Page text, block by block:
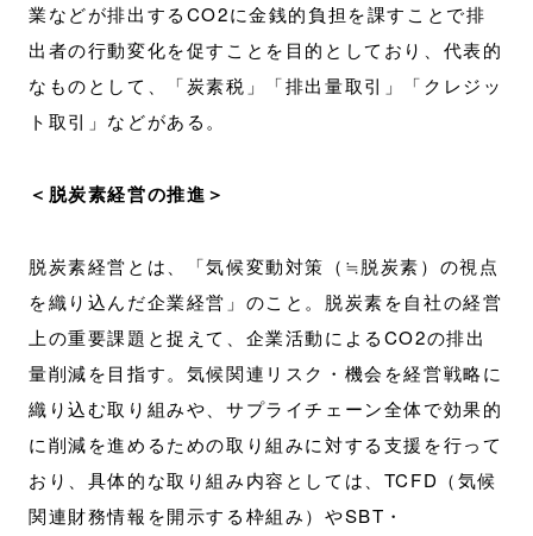
業などが排出するCO2に金銭的負担を課すことで排
出者の行動変化を促すことを目的としており、代表的
なものとして、「炭素税」「排出量取引」「クレジッ
ト取引」などがある。
＜脱炭素経営の推進＞
脱炭素経営とは、「気候変動対策（≒脱炭素）の視点
を織り込んだ企業経営」のこと。脱炭素を自社の経営
上の重要課題と捉えて、企業活動によるCO2の排出
量削減を目指す。気候関連リスク・機会を経営戦略に
織り込む取り組みや、サプライチェーン全体で効果的
に削減を進めるための取り組みに対する支援を行って
おり、具体的な取り組み内容としては、TCFD（気候
関連財務情報を開示する枠組み）やSBT・